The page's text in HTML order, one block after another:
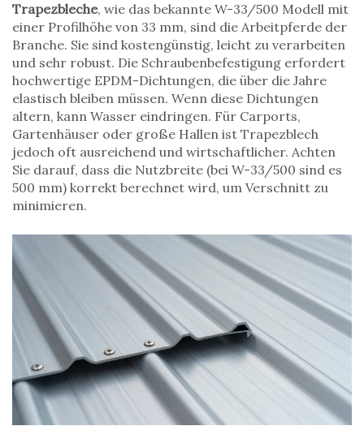
Trapezbleche, wie das bekannte W-33/500 Modell mit
einer Profilhöhe von 33 mm, sind die Arbeitpferde der
Branche. Sie sind kostengünstig, leicht zu verarbeiten
und sehr robust. Die Schraubenbefestigung erfordert
hochwertige EPDM-Dichtungen, die über die Jahre
elastisch bleiben müssen. Wenn diese Dichtungen
altern, kann Wasser eindringen. Für Carports,
Gartenhäuser oder große Hallen ist Trapezblech
jedoch oft ausreichend und wirtschaftlicher. Achten
Sie darauf, dass die Nutzbreite (bei W-33/500 sind es
500 mm) korrekt berechnet wird, um Verschnitt zu
minimieren.